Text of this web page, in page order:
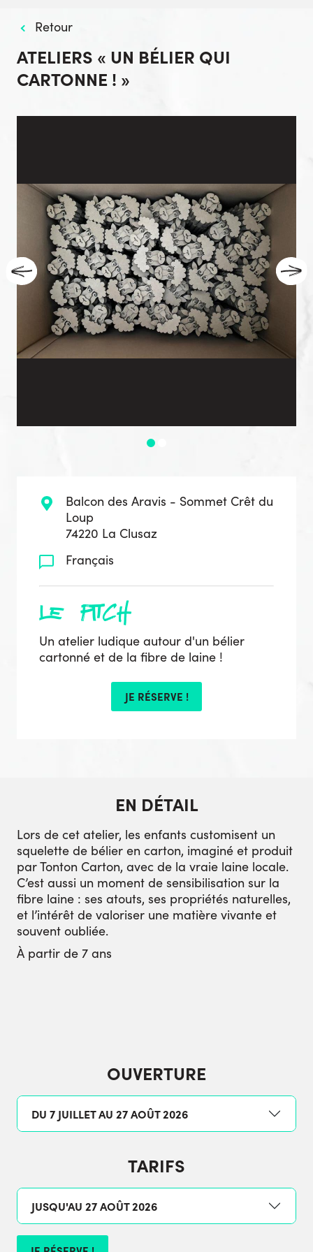
Retour
ATELIERS « UN BÉLIER QUI
CARTONNE ! »
Balcon des Aravis - Sommet Crêt du
Loup
74220 La Clusaz
Français
le pitch
Un atelier ludique autour d'un bélier
cartonné et de la fibre de laine !
JE RÉSERVE !
EN DÉTAIL
Lors de cet atelier, les enfants customisent un
squelette de bélier en carton, imaginé et produit
par Tonton Carton, avec de la vraie laine locale.
C’est aussi un moment de sensibilisation sur la
fibre laine : ses atouts, ses propriétés naturelles,
et l’intérêt de valoriser une matière vivante et
souvent oubliée.
À partir de 7 ans
OUVERTURE
DU 7 JUILLET AU 27 AOÛT 2026
TARIFS
JUSQU'AU 27 AOÛT 2026